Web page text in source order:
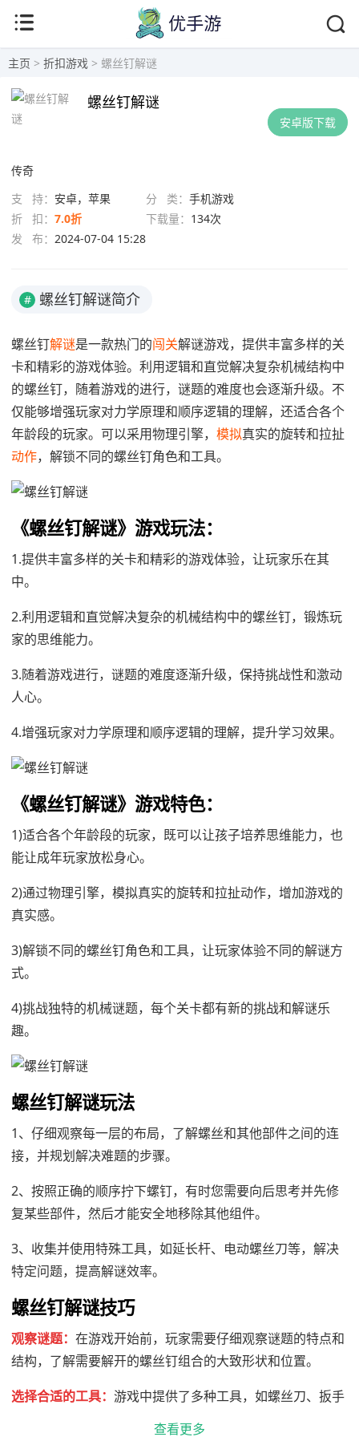
主页 > 折扣游戏 > 螺丝钉解谜
安卓版下载
螺丝钉解谜
传奇
支 持： 安卓，苹果 分 类： 手机游戏
折 扣： 7.0折 下载量： 134次
发 布： 2024-07-04 15:28
# 螺丝钉解谜简介
螺丝钉解谜是一款热门的闯关解谜游戏，提供丰富多样的关
卡和精彩的游戏体验。利用逻辑和直觉解决复杂机械结构中
的螺丝钉，随着游戏的进行，谜题的难度也会逐渐升级。不
仅能够增强玩家对力学原理和顺序逻辑的理解，还适合各个
年龄段的玩家。可以采用物理引擎， 模拟真实的旋转和拉扯
动作，解锁不同的螺丝钉角色和工具。
《螺丝钉解谜》游戏玩法：
1.提供丰富多样的关卡和精彩的游戏体验，让玩家乐在其
中。
2.利用逻辑和直觉解决复杂的机械结构中的螺丝钉，锻炼玩
家的思维能力。
3.随着游戏进行，谜题的难度逐渐升级，保持挑战性和激动
人心。
4.增强玩家对力学原理和顺序逻辑的理解，提升学习效果。
《螺丝钉解谜》游戏特色：
1)适合各个年龄段的玩家，既可以让孩子培养思维能力，也
能让成年玩家放松身心。
2)通过物理引擎，模拟真实的旋转和拉扯动作，增加游戏的
真实感。
3)解锁不同的螺丝钉角色和工具，让玩家体验不同的解谜方
式。
4)挑战独特的机械谜题，每个关卡都有新的挑战和解谜乐
趣。
螺丝钉解谜玩法
1、仔细观察每一层的布局，了解螺丝和其他部件之间的连
接，并规划解决难题的步骤。
2、按照正确的顺序拧下螺钉，有时您需要向后思考并先修
复某些部件，然后才能安全地移除其他组件。
3、收集并使用特殊工具，如延长杆、电动螺丝刀等，解决
特定问题，提高解谜效率。
螺丝钉解谜技巧
观察谜题： 在游戏开始前，玩家需要仔细观察谜题的特点和
结构，了解需要解开的螺丝钉组合的大致形状和位置。
选择合适的工具： 游戏中提供了多种工具，如螺丝刀、扳手
等，玩家需要根据谜题的需要选择合适的工具。
查看更多